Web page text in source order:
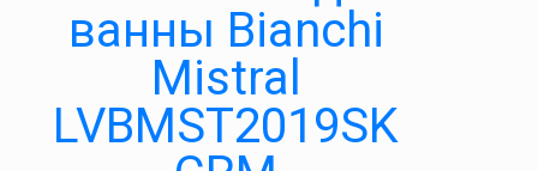
ванны Bianchi
Mistral
LVBMST2019SK